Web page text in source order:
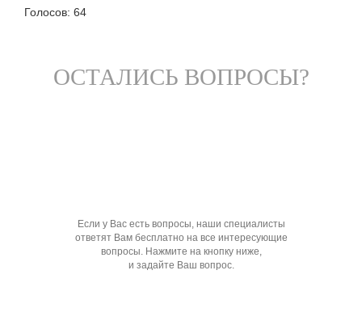
Голосов: 64
ОСТАЛИСЬ ВОПРОСЫ?
Если у Вас есть вопросы, наши специалисты
ответят Вам бесплатно на все интересующие
вопросы. Нажмите на кнопку ниже,
и задайте Ваш вопрос.